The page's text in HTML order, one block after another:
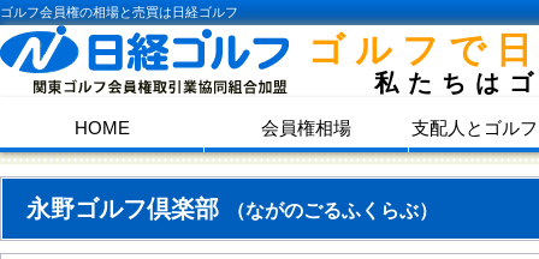
ゴルフ会員権の相場と売買は日経ゴルフ
ゴルフで
私たちは
HOME 会員権相場 支配人とゴル
永野ゴルフ倶楽部 （ながのごるふくらぶ）